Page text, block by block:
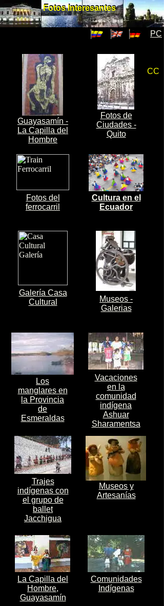
Fotos Interesantes
Fotos Interesantes
Guayasamín -
La Capilla del
Hombre
Cultura en el
Ecuador
Fotos del
ferrocarril
Fotos de
Ciudades -
Quito
Museos -
Galerias
Galería Casa
Cultural
Vacaciones
en la
comunidad
indígena
Ashuar
Sharamentsa
Trajes
indígenas con
el grupo de
ballet
Jacchigua
Museos y
Artesanías
Comunidades
Indígenas
Los
manglares en
la Provincia
de
Esmeraldas
La Capilla del
Hombre,
Guayasamín
PC
CC